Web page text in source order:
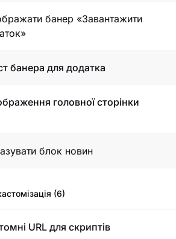
банер «Завантажити
банера для додатка
головної сторінки
блок новин
(6)
URL для скриптів